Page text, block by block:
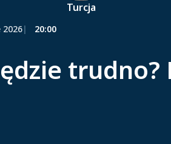
Turcja
2026 20:00
trudno?